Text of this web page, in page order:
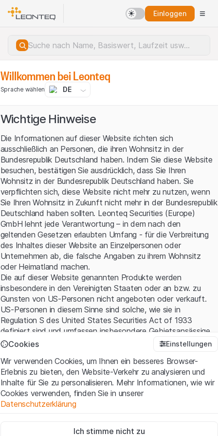
Einloggen
Serverfehler.
Willkommen bei Leonteq
Sprache wählen DE
Wichtige Hinweise
Die Informationen auf dieser Website richten sich
ausschließlich an Personen, die ihren Wohnsitz in der
Bundesrepublik Deutschland haben. Indem Sie diese Website
besuchen, bestätigen Sie ausdrücklich, dass Sie Ihren
Wohnsitz in der Bundesrepublik Deutschland haben. Sie
verpflichten sich, diese Website nicht mehr zu nutzen, wenn
Sie Ihren Wohnsitz in Zukunft nicht mehr in der Bundesrepublik
Deutschland haben sollten. Leonteq Securities (Europe)
GmbH lehnt jede Verantwortung – in dem nach den
geltenden Gesetzen erlaubten Umfang - für die Verbreitung
des Inhaltes dieser Website an Einzelpersonen oder
Unternehmen ab, die falsche Angaben zu ihrem Wohnsitz
oder Heimatland machen.
Die auf dieser Website genannten Produkte werden
insbesondere in den Vereinigten Staaten oder an bzw. zu
Gunsten von US-Personen nicht angeboten oder verkauft.
US-Personen in diesem Sinne sind solche, wie sie in
Regulation S des United States Securities Act of 1933
definiert sind und umfassen insbesondere Gebietsansässige
der Vereinigten Staaten sowie amerikanische Kapital- und
Nutzungsbedingungen und rechtliche Informationen
Mit dem Zugriff auf diese Website erklären Sie, dass Sie die
rechtlichen Informationen und die wichtigen Hinweise und
Nutzungsbedingungen verstanden haben und akzeptieren.
sind, unterlassen Sie bitte den Zugriff auf diese Website.
Cookies Einstellungen
Wir verwenden Cookies, um Ihnen ein besseres Browser-
Erlebnis zu bieten, den Website-Verkehr zu analysieren und
Inhalte für Sie zu personalisieren. Mehr Informationen, wie wir
Cookies verwenden, finden Sie in unserer
Datenschutzerklärung
Diese Cookies sind für die Website erforderlich und können nicht
Ich stimme nicht zu